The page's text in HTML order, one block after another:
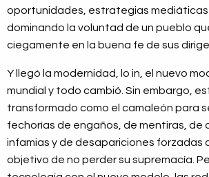
oportunidades, estrategias mediáticas
dominando la voluntad de un pueblo
ciegamente en la buena fe de sus
Y llegó la modernidad, lo in, el nuevo
mundial y todo cambió. Sin embargo,
transformado como el camaleón para
fechorías de engaños, de mentiras, de
infamias y de desapariciones forzadas
objetivo de no perder su supremacía.